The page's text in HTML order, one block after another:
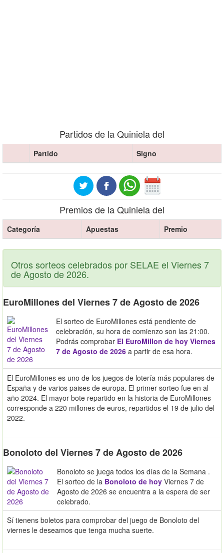
Partidos de la Quiniela del
Partido Signo
Premios de la Quiniela del
Categoría Apuestas Premio
Otros sorteos celebrados por SELAE el Viernes 7
de Agosto de 2026.
EuroMillones del Viernes 7 de Agosto de 2026
El sorteo de EuroMillones está pendiente de
celebración, su hora de comienzo son las 21:00.
Podrás comprobar El EuroMillon de hoy Viernes
7 de Agosto de 2026 a partir de esa hora.
El EuroMillones es uno de los juegos de lotería más populares de
España y de varios paises de europa. El primer sorteo fue en al
año 2024. El mayor bote repartido en la historia de EuroMillones
corresponde a 220 millones de euros, repartidos el 19 de julio del
2022.
Bonoloto del Viernes 7 de Agosto de 2026
Bonoloto se juega todos los días de la Semana .
El sorteo de la Bonoloto de hoy Viernes 7 de
Agosto de 2026 se encuentra a la espera de ser
celebrado.
Sí tienens boletos para comprobar del juego de Bonoloto del
viernes le deseamos que tenga mucha suerte.